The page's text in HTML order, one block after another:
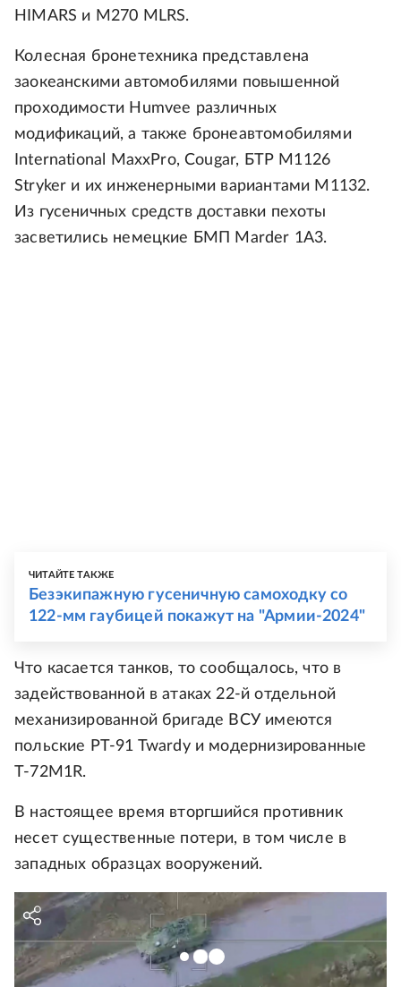
HIMARS и M270 MLRS.
Колесная бронетехника представлена
заокеанскими автомобилями повышенной
проходимости Humvee различных
модификаций, а также бронеавтомобилями
International MaxxPro, Cougar, БТР M1126
Stryker и их инженерными вариантами M1132.
Из гусеничных средств доставки пехоты
засветились немецкие БМП Marder 1A3.
ЧИТАЙТЕ ТАКЖЕ
Безэкипажную гусеничную самоходку со
122-мм гаубицей покажут на "Армии-2024"
Что касается танков, то сообщалось, что в
задействованной в атаках 22-й отдельной
механизированной бригаде ВСУ имеются
польские PT-91 Twardy и модернизированные
Т-72М1R.
В настоящее время вторгшийся противник
несет существенные потери, в том числе в
западных образцах вооружений.